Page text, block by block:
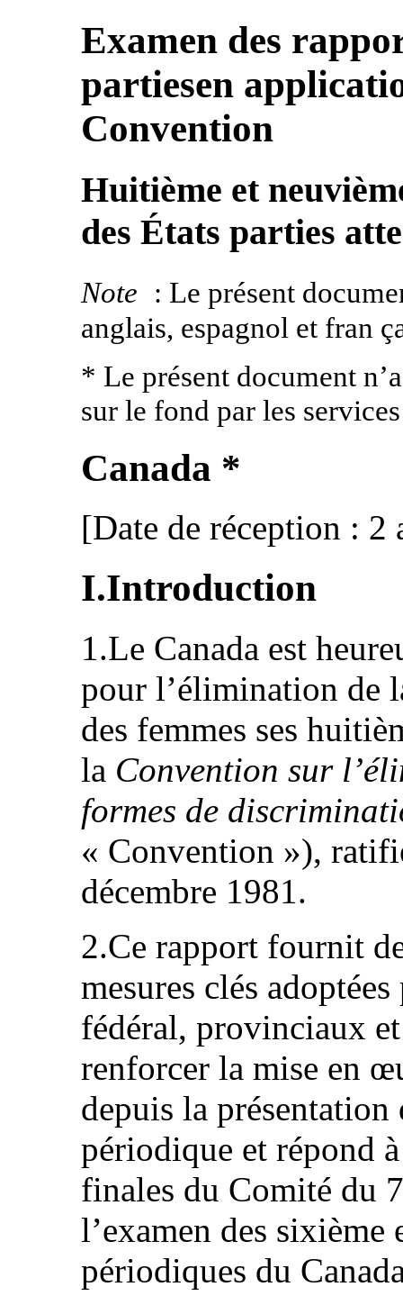
Examen des
partiesen
Convention
Huitième et
des États parties
Note : Le présent
anglais, espagnol et fran
* Le présent document
sur le fond par les
Canada *
[Date de réception :
I.Introduction
1.Le Canada est
pour l’élimination de
des femmes ses
la Convention sur
formes de
« Convention »),
décembre 1981.
2.Ce rapport fournit
mesures clés
fédéral, provinciaux
renforcer la mise en
depuis la
périodique et répond
finales du Comité du
l’examen des sixième
périodiques du